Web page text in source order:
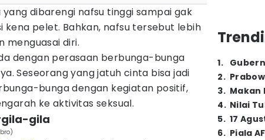
dibarengi nafsu tinggi sampai gak
kena pelet. Bahkan, nafsu tersebut lebih
menguasai diri.
dengan perasaan berbunga-bunga
Seseorang yang jatuh cinta bisa jadi
bunga dengan kegiatan positif,
ke aktivitas seksual.
gila
1.
2.
3. Makan
4. Nilai
5. 17
6. Piala